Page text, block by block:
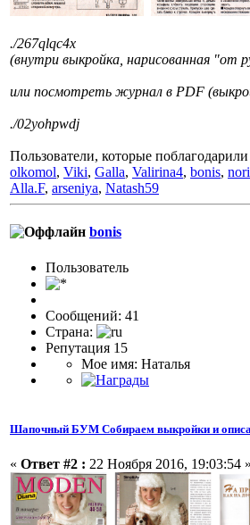
./267qlqc4x
(внутри выкройка, нарисованная "от
или посмотреть журнал в PDF
./02yohpwdj
Пользователи, которые поблагодарили
olkomol, Viki, Galla, Valirina4, bonis,
Alla.F, arseniya, Natash59
bonis
Пользоватeль
Сообщений: 41
Страна:
Репутация 15
Мое имя: Наталья
Шапочный БУМ Собираем выкройки и
« Ответ #2 : 22 Ноября 2016, 19:03:54 »